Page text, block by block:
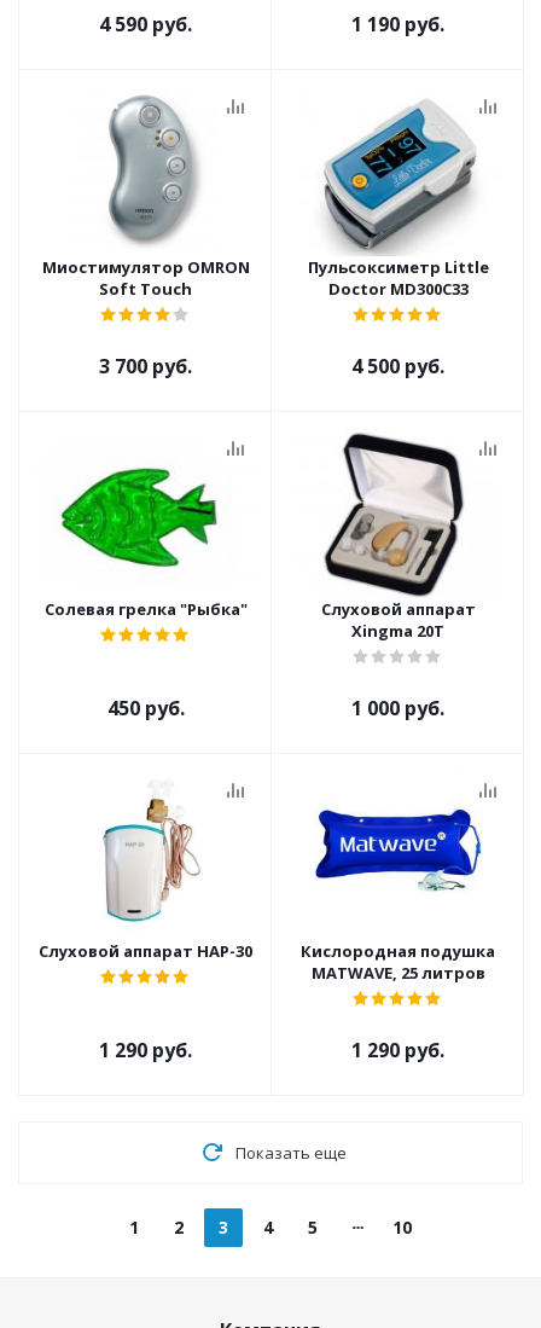
4 590 руб. 1 190 руб.
Миостимулятор OMRON
Soft Touch
3 700 руб.
Пульсоксиметр Little
Doctor MD300C33
4 500 руб.
Солевая грелка "Рыбка"
450 руб.
Слуховой аппарат
Xingma 20T
1 000 руб.
Слуховой аппарат HAP-30
1 290 руб.
Кислородная подушка
MATWAVE, 25 литров
1 290 руб.
Показать еще
1 2 3 4 5 10